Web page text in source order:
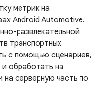
метрик на
Android Automotive.
развлекательной
транспортных
с помощью сценариев,
и обработать на
на серверную часть по